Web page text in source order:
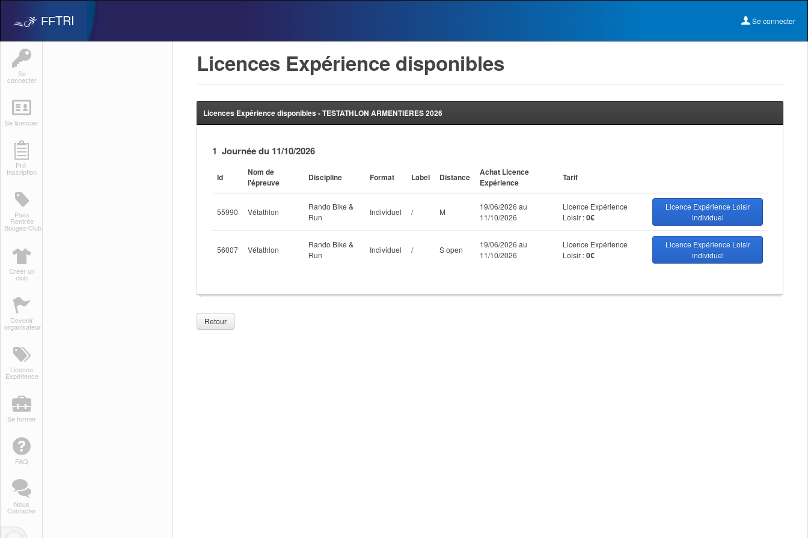
FFTRI Se connecter
Se
connecter
Se licencier
Pré-
Inscription
Pass
Rentrée
Bougez/Club
Créer un
club
Devenir
organisateur
Licence
Expérience
Se former
FAQ
Nous
Contacter
Licences Expérience disponibles
Licences Expérience disponibles - TESTATHLON ARMENTIERES 2026
1 Journée du 11/10/2026
Id
Nom de
l'épreuve
Discipline Format Label Distance
Achat Licence
Expérience
Tarif
55990 Vétathlon
Rando Bike &
Run
Individuel / M
19/06/2026 au
11/10/2026
Licence Expérience
Loisir :0€
Licence Expérience Loisir
individuel
56007 Vétathlon
Rando Bike &
Run
Individuel / S open
19/06/2026 au
11/10/2026
Licence Expérience
Loisir :0€
Licence Expérience Loisir
individuel
Retour